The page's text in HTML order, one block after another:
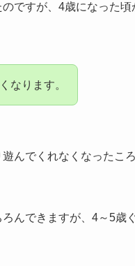
ですが、4歳になった
なります。
んでくれなくなったこ
んできますが、4～5歳